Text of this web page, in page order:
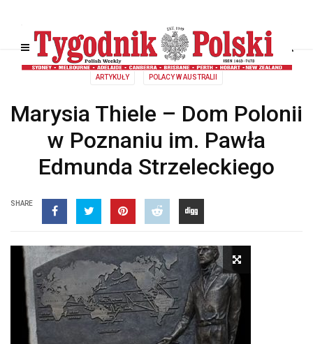
ARTYKUŁY POLACY W AUSTRALII
Marysia Thiele – Dom Polonii
w Poznaniu im. Pawła
Edmunda Strzeleckiego
SHARE